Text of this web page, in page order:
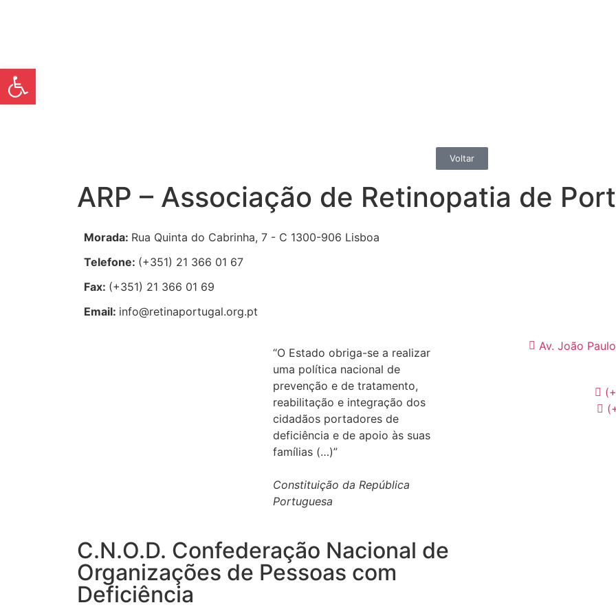
Voltar
ARP – Associação de Retinopatia de
Morada: Rua Quinta do Cabrinha, 7 - C 1300-906 Lisboa
Telefone: (+351) 21 366 01 67
Fax: (+351) 21 366 01 69
Email: info@retinaportugal.org.pt
“O Estado obriga-se a realizar
uma política nacional de
prevenção e de tratamento,
reabilitação e integração dos
cidadãos portadores de
deficiência e de apoio às suas
famílias (…)”
Constituição da República
Portuguesa
Av. João
C.N.O.D. Confederação Nacional de
Organizações de Pessoas com
Deficiência
Open toolbar